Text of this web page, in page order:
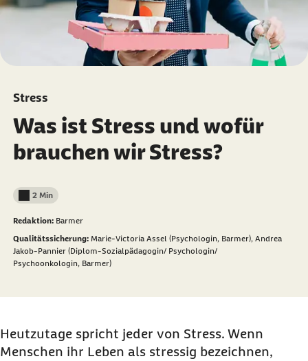
Stress
Was ist Stress und wofür
brauchen wir Stress?
Lesedauer weniger als
2 Min
Redaktion: Barmer
Qualitätssicherung: Marie-Victoria Assel (Psychologin, Barmer), Andrea
Jakob-Pannier (Diplom-Sozialpädagogin/ Psychologin/
Psychoonkologin, Barmer)
Heutzutage spricht jeder von Stress. Wenn
Menschen ihr Leben als stressig bezeichnen,